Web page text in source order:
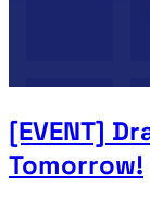
[EVENT]
Tomorrow!